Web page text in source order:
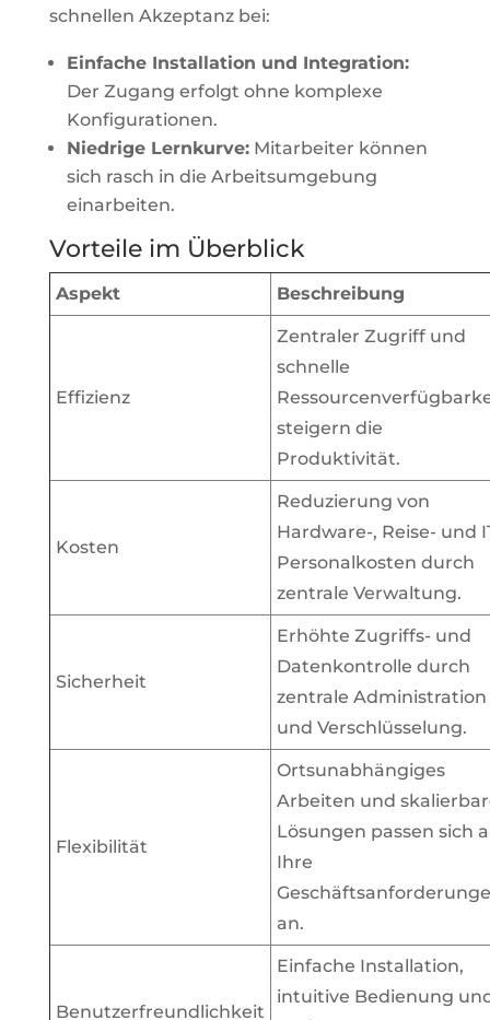
schnellen Akzeptanz bei:
Einfache Installation und Integration:
Der Zugang erfolgt ohne komplexe
Konfigurationen.
Niedrige Lernkurve:Mitarbeiter können
sich rasch in die Arbeitsumgebung
einarbeiten.
Vorteile im Überblick
Aspekt Beschreibung
Effizienz
Zentraler Zugriff und
schnelle
steigern die
Produktivität.
Kosten
Reduzierung von
Hardware-, Reise- und
Personalkosten durch
zentrale Verwaltung.
Sicherheit
Erhöhte Zugriffs- und
Datenkontrolle durch
zentrale Administration
und Verschlüsselung.
Flexibilität
Ortsunabhängiges
Arbeiten und
Lösungen passen sich
Ihre
an.
Benutzerfreundlichkeit
Einfache Installation,
intuitive Bedienung